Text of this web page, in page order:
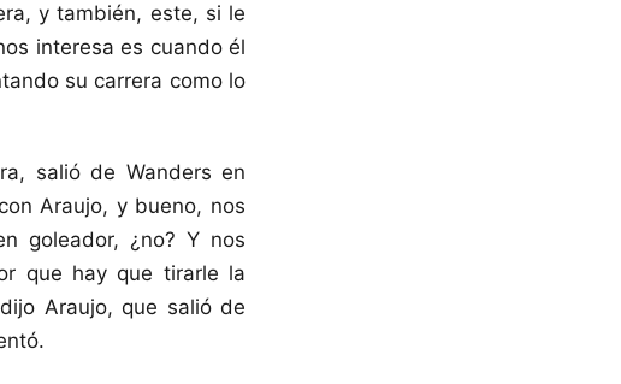
y también, este, si le
interesa es cuando él
su carrera como lo
salió de Wanders en
Araujo, y bueno, nos
goleador, ¿no? Y nos
que hay que tirarle la
Araujo, que salió de